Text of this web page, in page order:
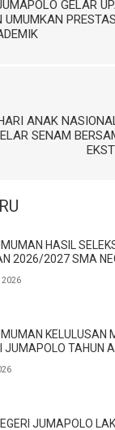
GELAR
UMUMKAN
ANAK
SENAM
HASIL
2026/2027 SMA
2026
KELULUSAN
JUMAPOLO
JUMAPOLO